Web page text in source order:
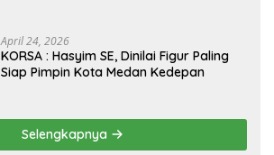
April 24, 2026
KORSA : Hasyim SE, Dinilai Figur Paling
Siap Pimpin Kota Medan Kedepan
Selengkapnya